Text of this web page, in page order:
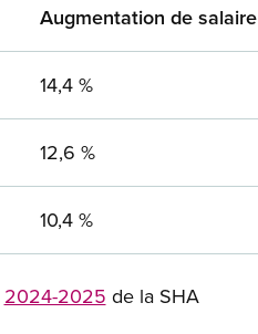
Augmentation de salaire
14,4 %
12,6 %
10,4 %
2024-2025 de la SHA